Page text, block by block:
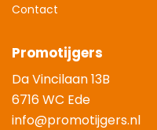
Contact
Promotijgers
Da Vincilaan 13B
6716 WC Ede
info@promotijgers.nl